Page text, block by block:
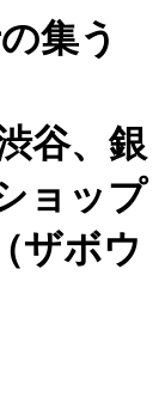
集う
谷、銀
ョップ
ザボウ